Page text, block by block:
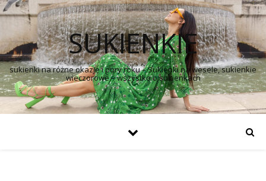
SUKIENKIE
sukienki na różne okazje i pory roku – Sukienki na wesele, sukienkie
wieczorowe – wszystko o sukienkach